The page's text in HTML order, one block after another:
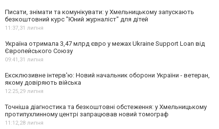
Писати, знімати та комунікувати: у Хмельницькому запускають
безкоштовний курс "Юний журналіст" для дітей
11:37,31 липня
Україна отримала 3,47 млрд євро у межах Ukraine Support Loan від
Європейського Союзу
09:41,31 липня
Ексклюзивне інтерв'ю: Новий начальник оборони України - ветеран,
якому довіряють війська
12:25,29 липня
Точніша діагностика та безкоштовні обстеження: у Хмельницькому
протипухлинному центрі запрацював новий томограф
11:12,28 липня